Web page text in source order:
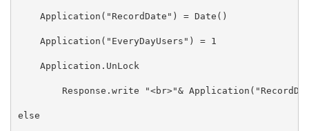
Application("RecordDate") = Date()
Application("EveryDayUsers") = 1
Application.UnLock
Response.write "<br>"&
else